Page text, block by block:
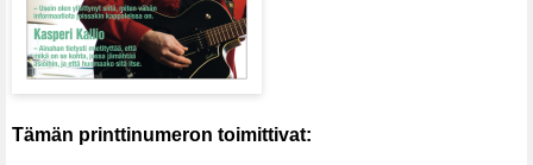
Tämän printtinumeron toimittivat: